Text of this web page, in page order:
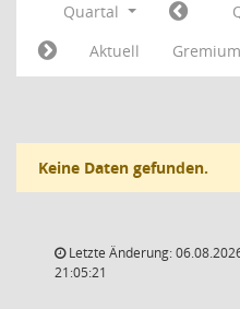
Quartal
Aktuell
Keine Daten gefunden.
Letzte Änderung:
21:05:21